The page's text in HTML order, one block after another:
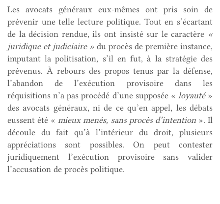
Les avocats généraux eux-mêmes ont pris soin de
prévenir une telle lecture politique. Tout en s’écartant
de la décision rendue, ils ont insisté sur le caractère «
juridique et judiciaire » du procès de première instance,
imputant la politisation, s’il en fut, à la stratégie des
prévenus. À rebours des propos tenus par la défense,
l’abandon de l’exécution provisoire dans les
réquisitions n’a pas procédé d’une supposée « loyauté»
des avocats généraux, ni de ce qu’en appel, les débats
eussent été «mieux menés, sans procès d’intention». Il
découle du fait qu’à l’intérieur du droit, plusieurs
appréciations sont possibles. On peut contester
juridiquement l’exécution provisoire sans valider
l’accusation de procès politique.